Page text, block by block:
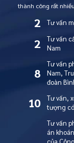
thành công rất
2 Tư vấn
2
Tư vấn
Nam
8
Tư vấn
Nam,
đoàn
10
Tư vấn,
tượng
Tư vấn
án
nmiễnp